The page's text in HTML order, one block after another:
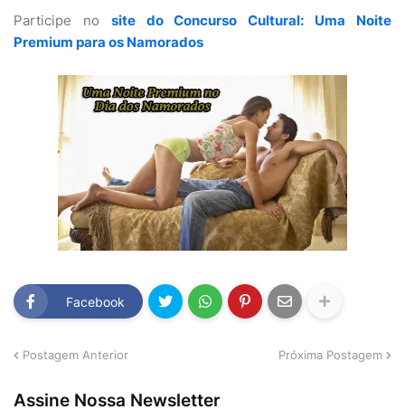
Participe no site do Concurso Cultural: Uma Noite
Premium para os Namorados
Facebook
Postagem Anterior Próxima Postagem
Assine Nossa Newsletter